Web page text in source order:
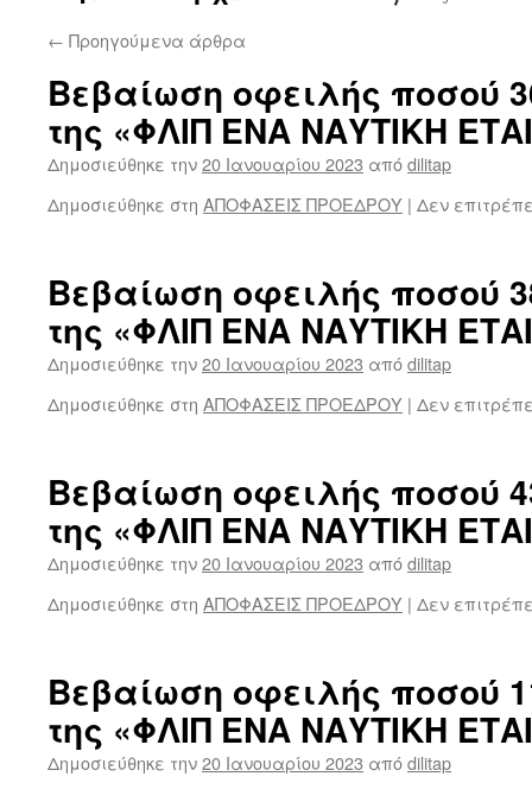
← Προηγούμενα άρθρα
Βεβαίωση οφειλής ποσού
της «ΦΛΙΠ ΕΝΑ ΝΑΥΤΙΚΗ
Δημοσιεύθηκε την20 Ιανουαρίου 2023 απόdilitap
Δημοσιεύθηκε στη ΑΠΟΦΑΣΕΙΣ ΠΡΟΕΔΡΟΥ | Δεν
Βεβαίωση οφειλής ποσού
της «ΦΛΙΠ ΕΝΑ ΝΑΥΤΙΚΗ
Δημοσιεύθηκε την20 Ιανουαρίου 2023 απόdilitap
Δημοσιεύθηκε στη ΑΠΟΦΑΣΕΙΣ ΠΡΟΕΔΡΟΥ | Δεν
Βεβαίωση οφειλής ποσού
της «ΦΛΙΠ ΕΝΑ ΝΑΥΤΙΚΗ
Δημοσιεύθηκε την20 Ιανουαρίου 2023 απόdilitap
Δημοσιεύθηκε στη ΑΠΟΦΑΣΕΙΣ ΠΡΟΕΔΡΟΥ | Δεν
Βεβαίωση οφειλής ποσού
της «ΦΛΙΠ ΕΝΑ ΝΑΥΤΙΚΗ
Δημοσιεύθηκε την20 Ιανουαρίου 2023 απόdilitap